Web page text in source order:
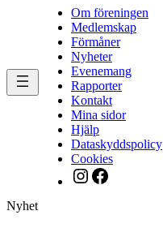
Om föreningen
Medlemskap
Förmåner
Nyheter
Evenemang
Rapporter
Kontakt
Mina sidor
Hjälp
Dataskyddspolicy
Cookies
Instagram
Facebook
Nyhet